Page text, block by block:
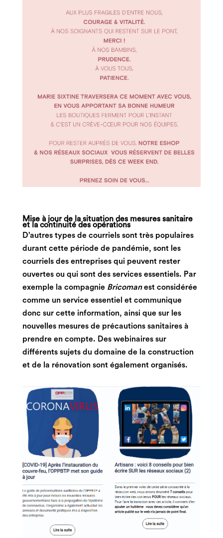
Mise à jour de la situation des mesures sanitaire
et la continuité des opérations
D’autres types de courriels sont très populaires
durant cette période de pandémie, sont les
courriels des entreprises qui peuvent rester
ouvertes ou qui sont des services essentiels. Par
exemple la compagnie Bricomanest considérée
comme un service essentiel et communique
donc sur cette information, ainsi que sur les
nouvelles mesures de précautions sanitaires à
prendre en compte. Des webinaires sur
différents sujets du domaine de la construction
et de la rénovation sont également organisés.